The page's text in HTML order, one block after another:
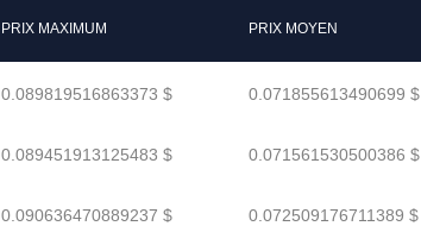
PRIX MAXIMUM PRIX MOYEN
0.089819516863373 $ 0.071855613490699 $
0.089451913125483 $ 0.071561530500386 $
0.090636470889237 $ 0.072509176711389 $